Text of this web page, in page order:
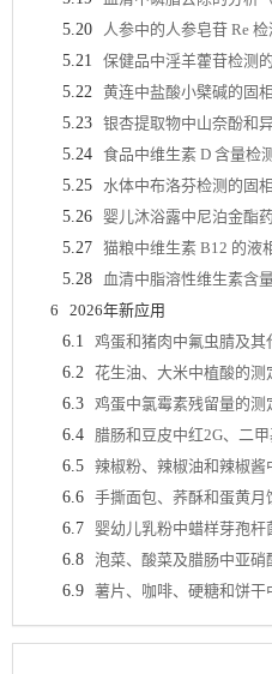
5.20
人参中的人参皂苷 Re 检
5.21
保健品中淫羊藿苷检测
5.22 黄连中盐酸小檗碱的固
5.23 银杏提取物中山奈酚和异鼠
5.24 食品中维生素 D 含量检测
5.25
水体中布洛芬检测的固
5.26 婴儿沐浴露中尼泊金酯
5.27 猫粮中维生素 B12 的液
5.28
血清中脂溶性维生素含
6
2026年新应用
6.1
鸡蛋和猪肉中氟虫腈及其代谢物
6.2 花生油、大米中植酸的测
6.3 鸡蛋中氯霉素残留量的测定（
6.4
腊肠和豆皮中红2G、二甲基黄和二乙基
6.5 辣椒粉、辣椒油和辣椒酱中的苏丹红检测
6.6 手撕面包、荞酥和蛋黄月饼中富马酸二甲酯
6.7 婴幼儿乳粉中蜡样芽孢杆菌呕吐毒素
6.8 泡菜、酸菜及腊肠中亚硝酸盐测
6.9 薯片、咖啡、硬糖和饼干